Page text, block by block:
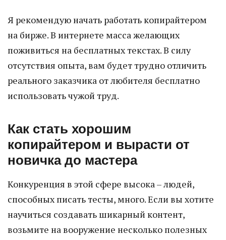
Я рекомендую начать работать копирайтером
на бирже. В интернете масса желающих
поживиться на бесплатных текстах. В силу
отсутствия опыта, вам будет трудно отличить
реального заказчика от любителя бесплатно
использовать чужой труд.
Как стать хорошим
копирайтером и вырасти от
новичка до мастера
Конкуренция в этой сфере высока – людей,
способных писать тесты, много. Если вы хотите
научиться создавать шикарный контент,
возьмите на вооружение несколько полезных